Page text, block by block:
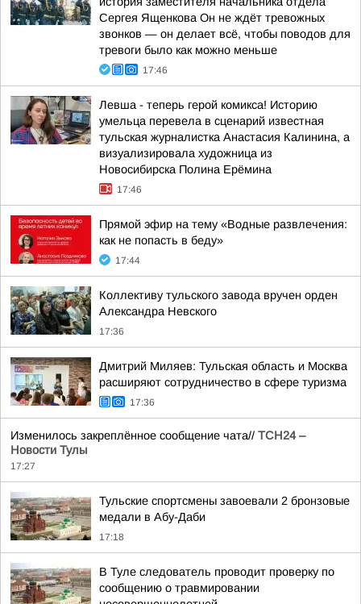
Сергея Ященкова Он не ждёт тревожных
звонков — он делает всё, чтобы поводов для
тревоги было как можно меньше
17:46
Левша - теперь герой комикса! Историю
умельца перевела в сценарий известная
тульская журналистка Анастасия Калинина, а
визуализировала художница из
Новосибирска Полина Ерёмина
17:46
Прямой эфир на тему «Водные развлечения:
как не попасть в беду»
17:44
Коллективу тульского завода вручен орден
Александра Невского
17:36
Дмитрий Миляев: Тульская область и Москва
расширяют сотрудничество в сфере туризма
17:36
Изменилось закреплённое сообщение чата// ТСН24 –
Новости Тулы
17:27
Тульские спортсмены завоевали 2 бронзовые
медали в Абу-Даби
17:18
В Туле следователь проводит проверку по
сообщению о травмировании